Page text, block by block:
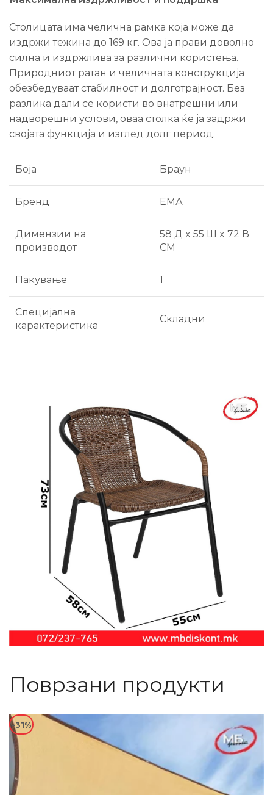
Столицата има челична рамка која може да
издржи тежина до 169 кг. Ова ја прави доволно
силна и издржлива за различни користења.
Природниот ратан и челичната конструкција
обезбедуваат стабилност и долготрајност. Без
разлика дали се користи во внатрешни или
надворешни услови, оваа столка ќе ја задржи
својата функција и изглед долг период.
Боја Браун
Бренд ЕМА
Димензии на
производот
58 Д x 55 Ш x 72 В
СМ
Пакување 1
Специјална
карактеристика
Складни
Поврзани продукти
-31%